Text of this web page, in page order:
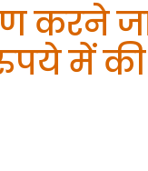
करने
में